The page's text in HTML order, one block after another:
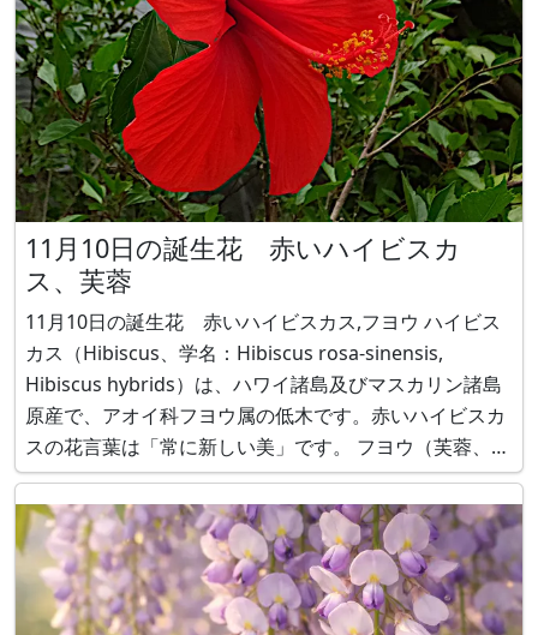
11月10日の誕生花 赤いハイビスカ
ス、芙蓉
11月10日の誕生花 赤いハイビスカス,フヨウ ハイビス
カス（Hibiscus、学名：Hibiscus rosa-sinensis,
Hibiscus hybrids）は、ハワイ諸島及びマスカリン諸島
原産で、アオイ科フヨウ属の低木です。赤いハイビスカ
スの花言葉は「常に新しい美」です。 フヨウ（芙蓉、学
名：Hibiscus mutabilis）は、日本、中国原産で、アオ
イ科フヨウ属の耐寒性落葉低